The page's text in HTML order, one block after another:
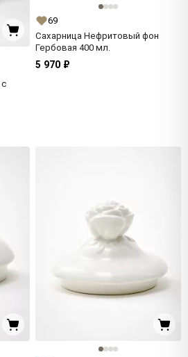
69
Сахарница Нефритовый фон
Гербовая 400 мл.
5 970 ₽